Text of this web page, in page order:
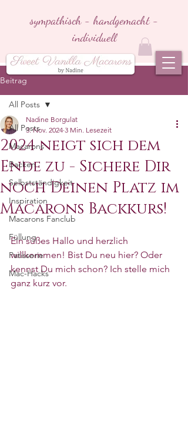
sympathisch - handgemacht -
individuell
Beitrag
All Posts
Macarons
Backen
Selbstständigkeit
Inspiration
Macarons Fanclub
Füllung
Patisserie
Mac-Hacks
All Posts
2024 neigt sich dem
Ende zu - Sichere Dir
noch Deinen Platz im
Macarons Backkurs!
Nadine Borgulat
3. Nov. 2024 3 Min. Lesezeit
Ein süßes Hallo und herzlich
willkommen! Bist Du neu hier? Oder
kennst Du mich schon? Ich stelle mich
ganz kurz vor.